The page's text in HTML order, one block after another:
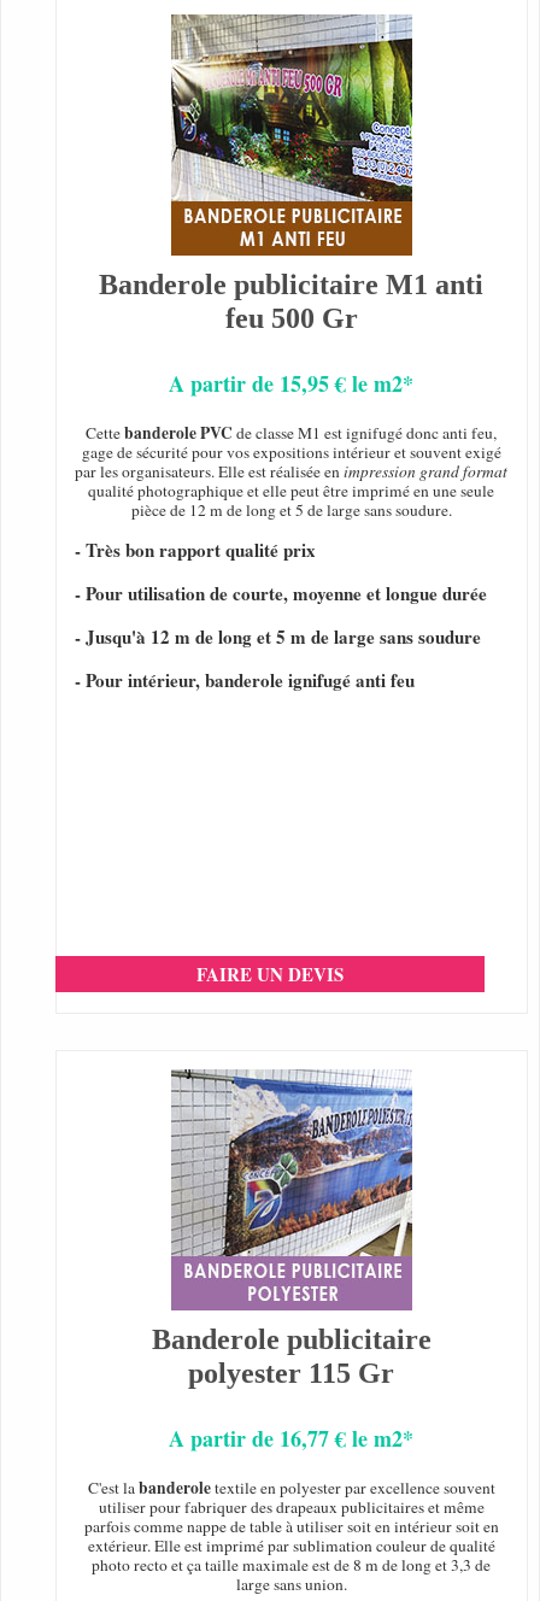
Banderole publicitaire M1 anti
feu 500 Gr
A partir de 15,95 € le m2*
Cettebanderole PVC de classe M1 est ignifugé donc anti feu,
gage de sécurité pour vos expositions intérieur et souvent exigé
par les organisateurs. Elle est réalisée enimpression grand format
qualité photographique et elle peut être imprimé en une seule
pièce de 12 m de long et 5 de large sans soudure.
- Très bon rapport qualité prix
- Pour utilisation de courte, moyenne et longue durée
- Jusqu'à 12 m de long et 5 m de large sans soudure
- Pour intérieur, banderole ignifugé anti feu
FAIRE UN DEVIS
Banderole publicitaire
polyester 115 Gr
A partir de 16,77 € le m2*
C'est labanderoletextile en polyester par excellence souvent
utiliser pour fabriquer des drapeaux publicitaires et même
parfois comme nappe de table à utiliser soit en intérieur soit en
extérieur. Elle est imprimé par sublimation couleur de qualité
photo recto et ça taille maximale est de 8 m de long et 3,3 de
large sans union.